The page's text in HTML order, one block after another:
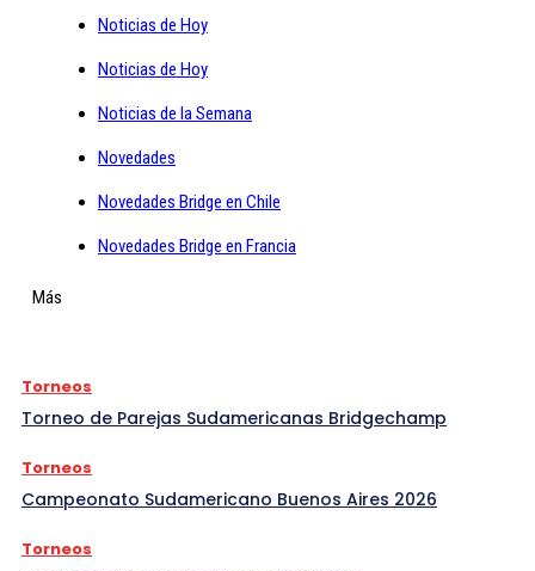
Noticias de Hoy
Noticias de Hoy
Noticias de la Semana
Novedades
Novedades Bridge en Chile
Novedades Bridge en Francia
Más
Torneos
Torneo de Parejas Sudamericanas Bridgechamp
Torneos
Campeonato Sudamericano Buenos Aires 2026
Torneos